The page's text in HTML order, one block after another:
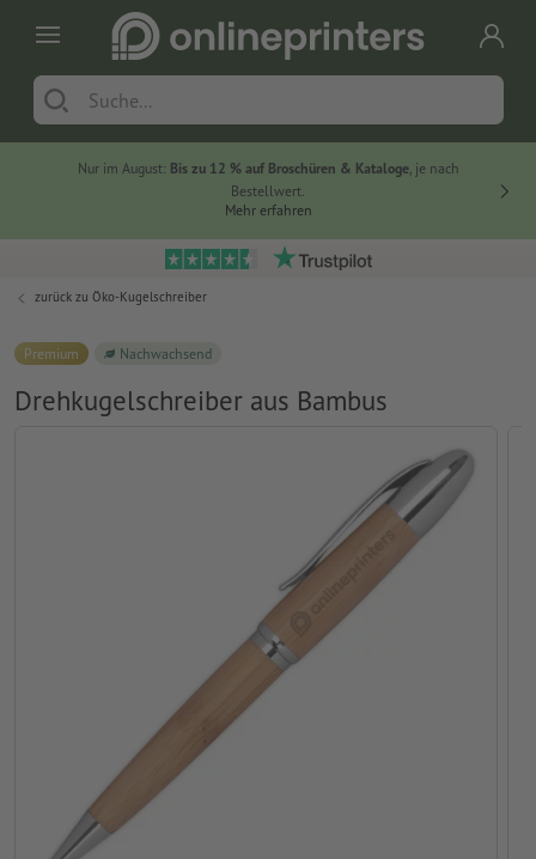
Nur im August: Bis zu 12 % auf Broschüren & Kataloge, je nach
Bestellwert.
Mehr erfahren
zurück zu Öko-Kugelschreiber
Premium Nachwachsend
Drehkugelschreiber aus Bambus